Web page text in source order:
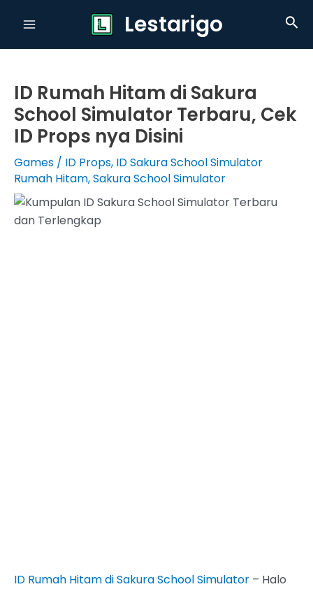
Lestarigo
ID Rumah Hitam di Sakura
School Simulator Terbaru, Cek
ID Props nya Disini
Games / ID Props, ID Sakura School Simulator
Rumah Hitam,Sakura School Simulator
ID Rumah Hitam di Sakura School Simulator – Halo